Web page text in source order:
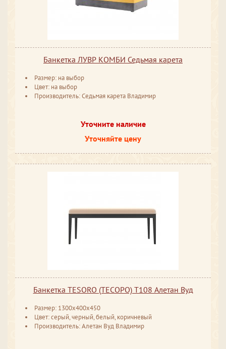
Банкетка ЛУВР КОМБИ Седьмая карета
Размер: на выбор
Цвет: на выбор
Производитель: Седьмая карета Владимир
Уточните наличие
Уточняйте цену
Банкетка TESORO (ТЕСОРО) T108 Алетан Вуд
Размер: 1300x400x450
Цвет: серый, черный, белый, коричневый
Производитель: Алетан Вуд Владимир